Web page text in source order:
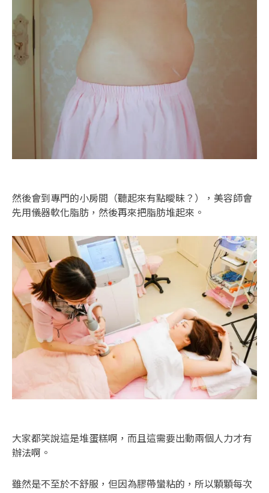
然後會到專門的小房間（聽起來有點曖昧？），美容師會
先用儀器軟化脂肪，然後再來把脂肪堆起來。
大家都笑說這是堆蛋糕啊，而且這需要出動兩個人力才有
辦法啊。
雖然是不至於不舒服，但因為膠帶蠻粘的，所以顆顆每次